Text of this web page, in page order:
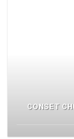
CONSET